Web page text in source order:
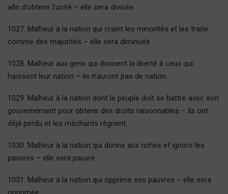
afin d’obtenir l’unité – elle sera divisée.
1027. Malheur à la nation qui craint les minorités et les traite
comme des majorités – elle sera diminuée.
1028. Malheur aux gens qui donnent la liberté à ceux qui
haïssent leur nation – ils n’auront pas de nation.
1029. Malheur à la nation dont le peuple doit se battre avec son
gouvernement pour obtenir des droits raisonnables – ils ont
déjà perdu et les méchants règnent.
1030. Malheur à la nation qui donne aux riches et ignore les
pauvres – elle sera pauvre.
1031. Malheur à la nation qui opprime ses pauvres – elle sera